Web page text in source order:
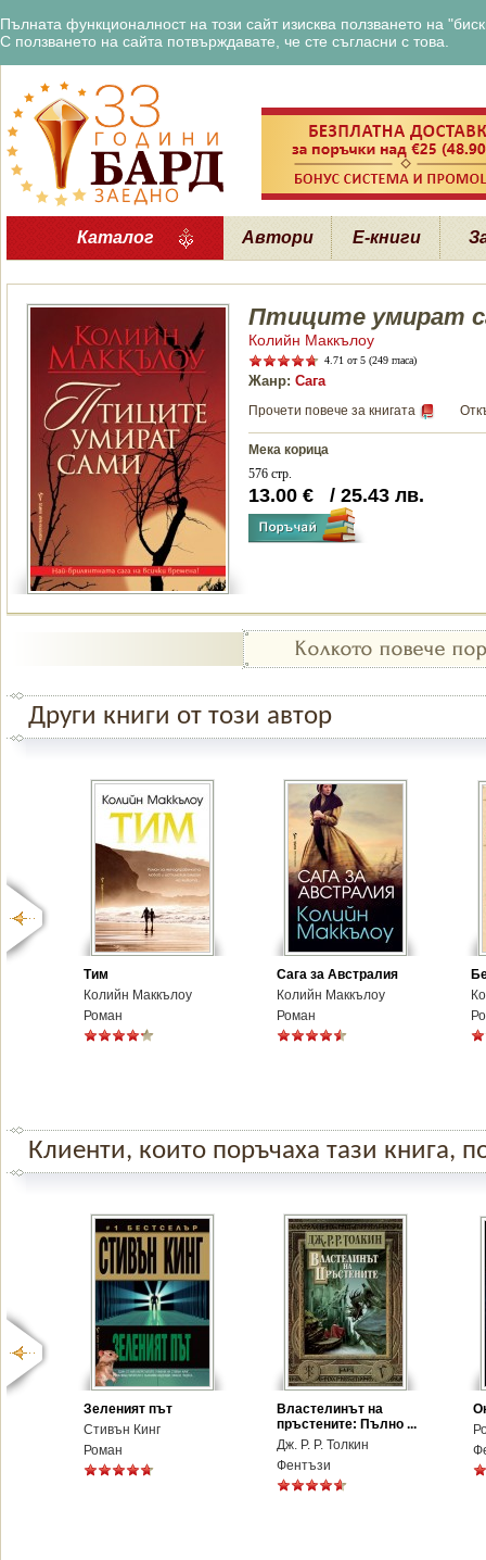
Пълната функционалност на този сайт изисква ползването на
С ползването на сайта потвърждавате, че сте съгласни с това.
Каталог Автори Е-книги
Птиците умират
Колийн Маккълоу
4.71 от 5 (249 гласа)
Жанр: Сага
Прочети повече за книгата
Мека корица
576 стр.
13.00 € / 25.43 лв.
Други книги от този автор
Тим
Колийн Маккълоу
Роман
Сага за Австралия
Колийн Маккълоу
Роман
Клиенти, които поръчаха тази книга,
Зеленият път
Стивън Кинг
Роман
Властелинът на
пръстените: Пълно ...
Дж. Р. Р. Толкин
Фентъзи